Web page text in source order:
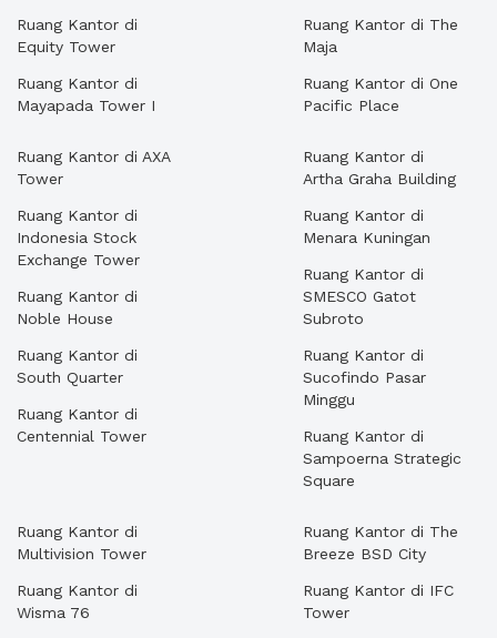
Ruang Kantor di
Equity Tower
Ruang Kantor di
Mayapada Tower I
Ruang Kantor di The
Maja
Ruang Kantor di One
Pacific Place
Ruang Kantor di AXA
Tower
Ruang Kantor di
Indonesia Stock
Exchange Tower
Ruang Kantor di
Noble House
Ruang Kantor di
South Quarter
Ruang Kantor di
Centennial Tower
Ruang Kantor di
Artha Graha Building
Ruang Kantor di
Menara Kuningan
Ruang Kantor di
SMESCO Gatot
Subroto
Ruang Kantor di
Sucofindo Pasar
Minggu
Ruang Kantor di
Sampoerna Strategic
Square
Ruang Kantor di
Multivision Tower
Ruang Kantor di
Wisma 76
Ruang Kantor di The
Breeze BSD City
Ruang Kantor di IFC
Tower